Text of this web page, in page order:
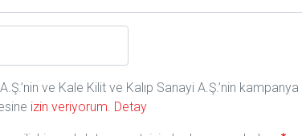
ve Kale Kilit ve Kalıp Sanayi A.Ş.’nin
izin veriyorum. Detay